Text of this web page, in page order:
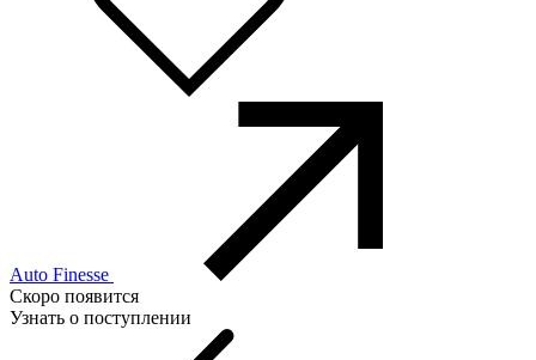
Auto Finesse
Скоро появится
Узнать о поступлении